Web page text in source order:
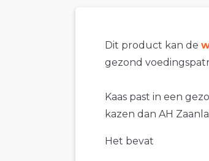
Dit product kan de
gezond
Kaas past in een
kazen dan AH
Het bevat